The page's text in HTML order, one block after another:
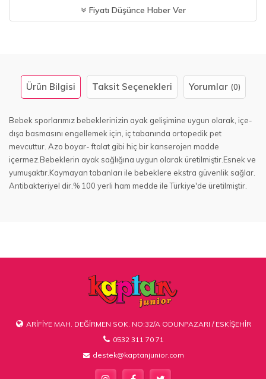
Fiyatı Düşünce Haber Ver
Ürün Bilgisi Taksit Seçenekleri Yorumlar (0)
Bebek sporlarımız bebeklerinizin ayak gelişimine uygun olarak, içe-
dışa basmasını engellemek için, iç tabanında ortopedik pet
mevcuttur. Azo boyar- ftalat gibi hiç bir kanserojen madde
içermez.Bebeklerin ayak sağlığına uygun olarak üretilmiştir.Esnek ve
yumuşaktır.Kaymayan tabanları ile bebeklere ekstra güvenlik sağlar.
Antibakteriyel dir.% 100 yerli ham medde ile Türkiye'de üretilmiştir.
ARİFİYE MAH. DEĞİRMEN SOK. NO:32/A ODUNPAZARI / ESKİŞEHİR
0532 311 70 71
destek@kaptanjunior.com